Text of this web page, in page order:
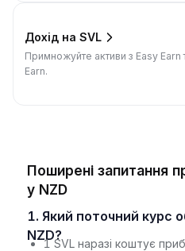
Дохід на SVL
Примножуйте активи з Easy Earn
Earn.
Поширені запитання
у NZD
1. Який поточний курс обміну за 1 SVL на
NZD?
1 SVL наразі коштує